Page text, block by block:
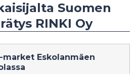
Suomen
RINKI Oy
market Eskolanmäen